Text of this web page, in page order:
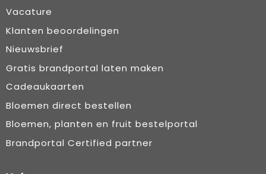
Vacature
Klanten beoordelingen
Nieuwsbrief
Gratis brandportal laten maken
Cadeaukaarten
Bloemen direct bestellen
Bloemen, planten en fruit bestelportal
Brandportal Certified partner